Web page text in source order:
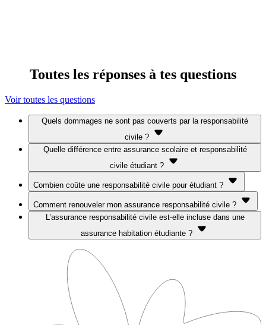
Toutes les réponses à tes questions
Voir toutes les questions
Quels dommages ne sont pas couverts par la responsabilité
civile ?
Quelle différence entre assurance scolaire et responsabilité
civile étudiant ?
Combien coûte une responsabilité civile pour étudiant ?
Comment renouveler mon assurance responsabilité civile ?
L’assurance responsabilité civile est-elle incluse dans une
assurance habitation étudiante ?